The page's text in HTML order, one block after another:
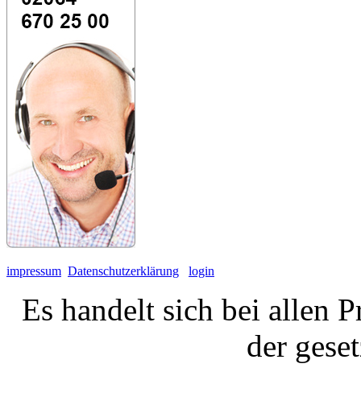
impressum Datenschutzerklärung login
Es handelt sich bei allen
der